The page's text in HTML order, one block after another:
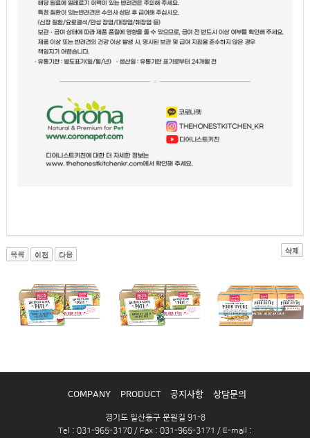
COMPANY PRODUCT 공지사항 상담문의
경기도 일산동구 문원길 91-8
Tel : 031-965-3170 / Fax : 031-965-3171 / E-mail :